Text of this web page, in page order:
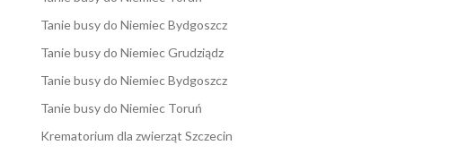
Tanie busy do Niemiec Bydgoszcz
Tanie busy do Niemiec Grudziądz
Tanie busy do Niemiec Bydgoszcz
Tanie busy do Niemiec Toruń
Krematorium dla zwierząt Szczecin